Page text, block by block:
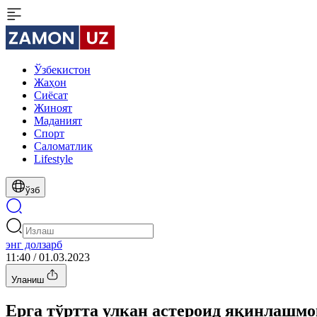
Ўзбекистон
Жаҳон
Сиёсат
Жиноят
Маданият
Спорт
Cаломатлик
Lifestyle
ўзб
энг долзарб
11:40 / 01.03.2023
Уланиш
Ерга тўртта улкан астероид